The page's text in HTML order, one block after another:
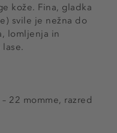
kože. Fina, gladka
svile je nežna do
lomljenja in
22 momme, razred